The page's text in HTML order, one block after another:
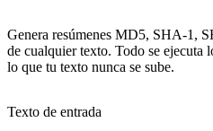
Genera resúmenes MD5, SHA-1,
de cualquier texto. Todo se ejecuta
lo que tu texto nunca se sube.
Texto de entrada